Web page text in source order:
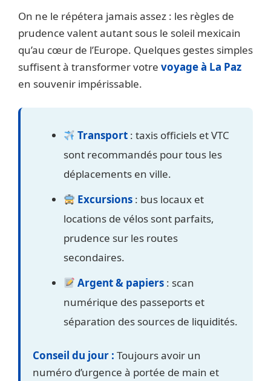
On ne le répétera jamais assez : les règles de
prudence valent autant sous le soleil mexicain
qu’au cœur de l’Europe. Quelques gestes simples
suffisent à transformer votre voyage à La Paz
en souvenir impérissable.
Transport : taxis officiels et VTC
sont recommandés pour tous les
déplacements en ville.
Excursions : bus locaux et
locations de vélos sont parfaits,
prudence sur les routes
secondaires.
Argent & papiers : scan
numérique des passeports et
séparation des sources de liquidités.
Conseil du jour : Toujours avoir un
numéro d’urgence à portée de main et